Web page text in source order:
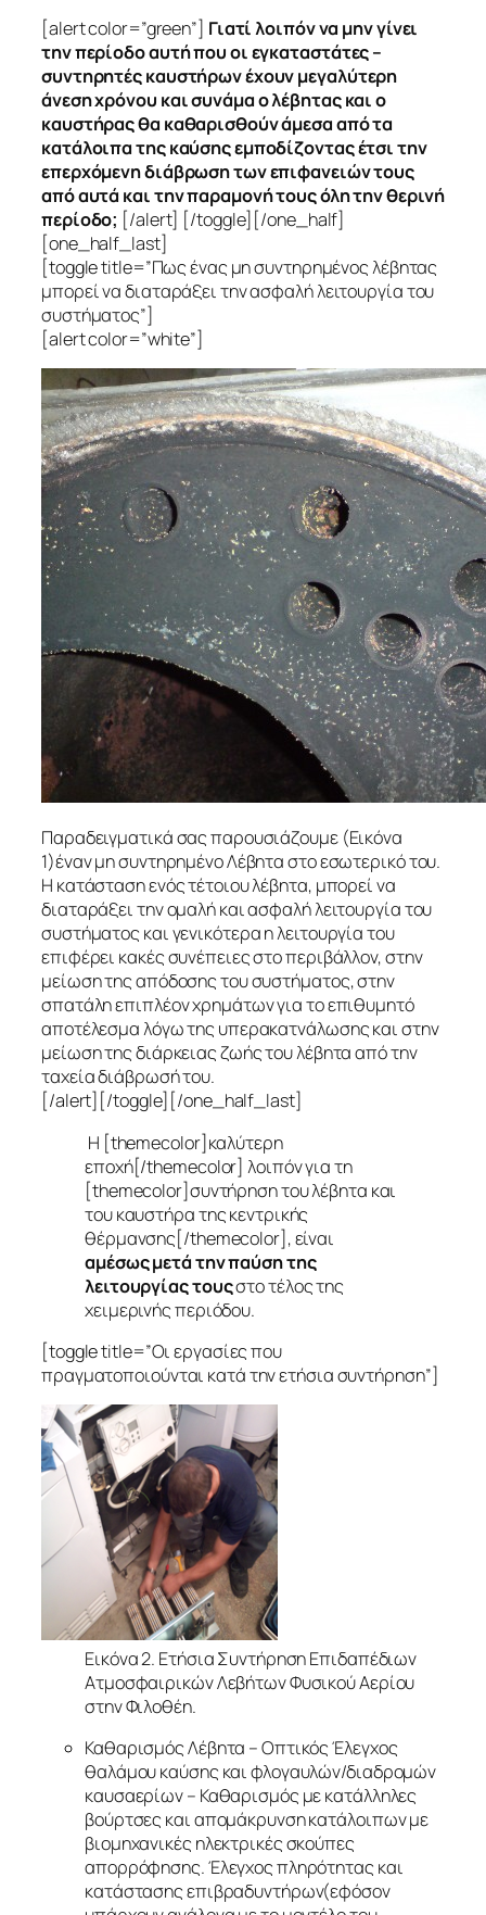
[alert color=”green”] Γιατί λοιπόν να μην γίνει
την περίοδο αυτή που οι εγκαταστάτες –
συντηρητές καυστήρων έχουν μεγαλύτερη
άνεση χρόνου και συνάμα ο λέβητας και ο
καυστήρας θα καθαρισθούν άμεσα από τα
κατάλοιπα της καύσης εμποδίζοντας έτσι την
επερχόμενη διάβρωση των επιφανειών τους
από αυτά και την παραμονή τους όλη την θερινή
περίοδο; [/alert] [/toggle][/one_half]
[one_half_last]
[toggle title=”Πως ένας μη συντηρημένος λέβητας
μπορεί να διαταράξει την ασφαλή λειτουργία του
συστήματος”]
[alert color=”white”]
Παραδειγματικά σας παρουσιάζουμε (Εικόνα
1)έναν μη συντηρημένο Λέβητα στο εσωτερικό του.
Η κατάσταση ενός τέτοιου λέβητα, μπορεί να
διαταράξει την ομαλή και ασφαλή λειτουργία του
συστήματος και γενικότερα η λειτουργία του
επιφέρει κακές συνέπειες στο περιβάλλον, στην
μείωση της απόδοσης του συστήματος, στην
σπατάλη επιπλέον χρημάτων για το επιθυμητό
αποτέλεσμα λόγω της υπερακατνάλωσης και στην
μείωση της διάρκειας ζωής του λέβητα από την
ταχεία διάβρωσή του.
[/alert][/toggle][/one_half_last]
Η [themecolor]καλύτερη
εποχή[/themecolor] λοιπόν για τη
[themecolor]συντήρηση του λέβητα και
του καυστήρα της κεντρικής
θέρμανσης[/themecolor], είναι
αμέσως μετά την παύση της
λειτουργίας τουςστο τέλος της
χειμερινής περιόδου.
[toggle title=”Οι εργασίες που
πραγματοποιούνται κατά την ετήσια συντήρηση”]
Εικόνα 2. Ετήσια Συντήρηση Επιδαπέδιων
Ατμοσφαιρικών Λεβήτων Φυσικού Αερίου
στην Φιλοθέη.
Καθαρισμός Λέβητα – Οπτικός Έλεγχος
θαλάμου καύσης και φλογαυλών/διαδρομών
καυσαερίων – Καθαρισμός με κατάλληλες
βούρτσες και απομάκρυνση κατάλοιπων με
βιομηχανικές ηλεκτρικές σκούπες
απορρόφησης. Έλεγχος πληρότητας και
κατάστασης επιβραδυντήρων(εφόσον